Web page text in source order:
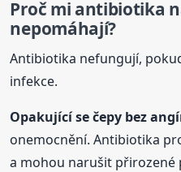
Proč mi antibiotika
nepomáhají?
Antibiotika nefungují,
infekce.
Opakující sečepy bez
onemocnění. Antibiotika
a mohou narušit přirozené